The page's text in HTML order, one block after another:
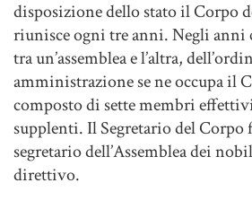
disposizione dello stato il Corpo
riunisce ogni tre anni. Negli anni
tra un’assemblea e l’altra,
amministrazione se ne occupa il
composto di sette membri
supplenti. Il Segretario del Corpo
segretario dell’Assemblea dei
direttivo.